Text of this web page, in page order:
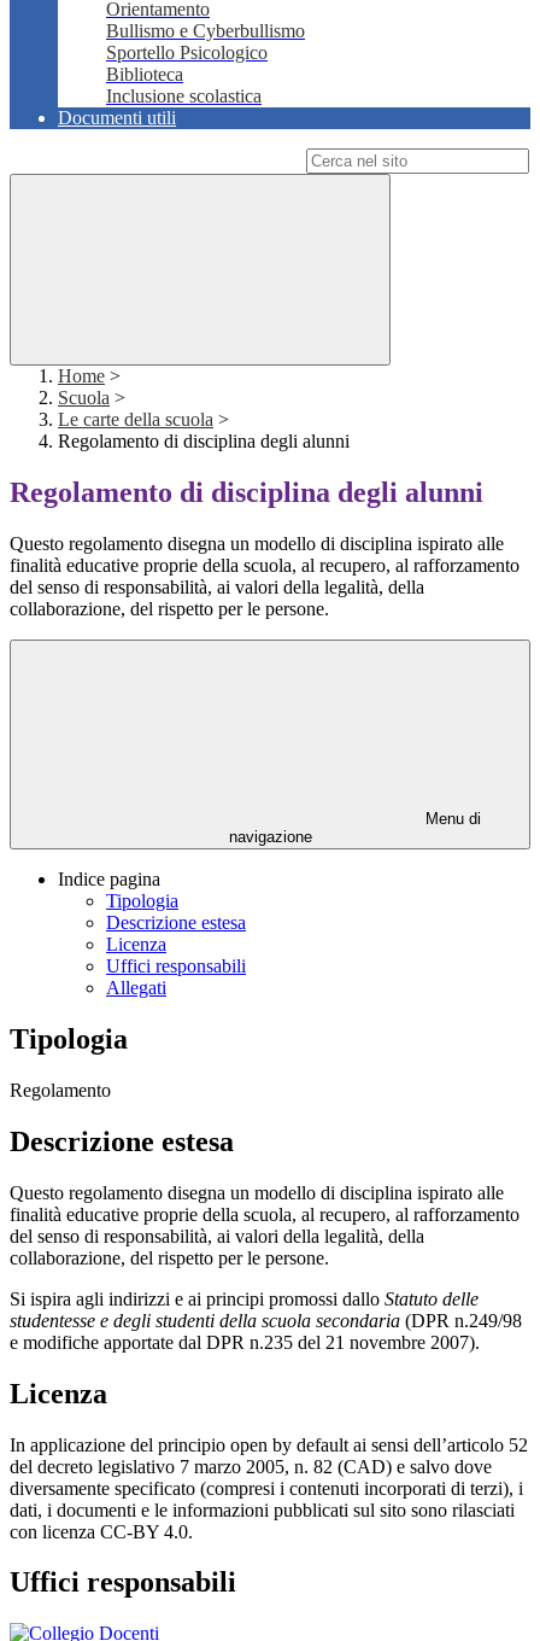
Orientamento
Bullismo e Cyberbullismo
Sportello Psicologico
Biblioteca
Inclusione scolastica
Documenti utili
Home >
Scuola >
Le carte della scuola >
Regolamento di disciplina degli alunni
Regolamento di disciplina degli alunni
Questo regolamento disegna un modello di disciplina ispirato alle
finalità educative proprie della scuola, al recupero, al rafforzamento
del senso di responsabilità, ai valori della legalità, della
collaborazione, del rispetto per le persone.
Menu di
navigazione
Indice pagina
Tipologia
Descrizione estesa
Licenza
Uffici responsabili
Allegati
Tipologia
Regolamento
Descrizione estesa
Questo regolamento disegna un modello di disciplina ispirato alle
finalità educative proprie della scuola, al recupero, al rafforzamento
del senso di responsabilità, ai valori della legalità, della
collaborazione, del rispetto per le persone.
Si ispira agli indirizzi e ai principi promossi dallo Statuto delle
studentesse e degli studenti della scuola secondaria (DPR n.249/98
e modifiche apportate dal DPR n.235 del 21 novembre 2007).
Licenza
In applicazione del principio open by default ai sensi dell’articolo 52
del decreto legislativo 7 marzo 2005, n. 82 (CAD) e salvo dove
diversamente specificato (compresi i contenuti incorporati di terzi), i
dati, i documenti e le informazioni pubblicati sul sito sono rilasciati
con licenza CC-BY 4.0.
Uffici responsabili